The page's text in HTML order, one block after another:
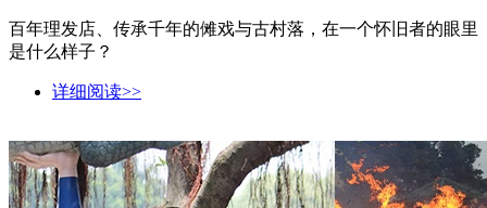
百年理发店、传承千年的傩戏与古村落，在一个怀旧者的眼里
是什么样子？
详细阅读>>